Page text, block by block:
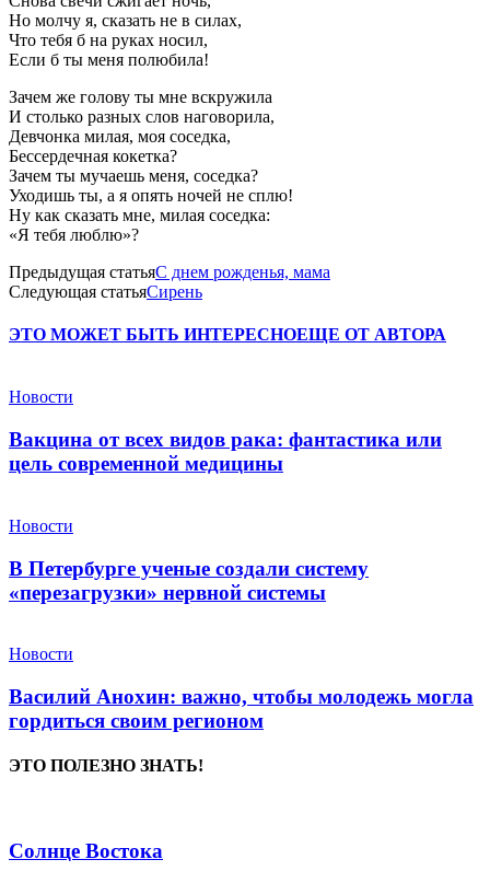
Но молчу я, сказать не в силах,
Что тебя б на руках носил,
Если б ты меня полюбила!
Зачем же голову ты мне вскружила
И столько разных слов наговорила,
Девчонка милая, моя соседка,
Бессердечная кокетка?
Зачем ты мучаешь меня, соседка?
Уходишь ты, а я опять ночей не сплю!
Ну как сказать мне, милая соседка:
«Я тебя люблю»?
Предыдущая статьяС днем рожденья, мама
Следующая статьяСирень
ЭТО МОЖЕТ БЫТЬ ИНТЕРЕСНОЕЩЕ ОТ АВТОРА
Новости
Вакцина от всех видов рака: фантастика или
цель современной медицины
Новости
В Петербурге ученые создали систему
«перезагрузки» нервной системы
Новости
Василий Анохин: важно, чтобы молодежь могла
гордиться своим регионом
ЭТО ПОЛЕЗНО ЗНАТЬ!
Солнце Востока